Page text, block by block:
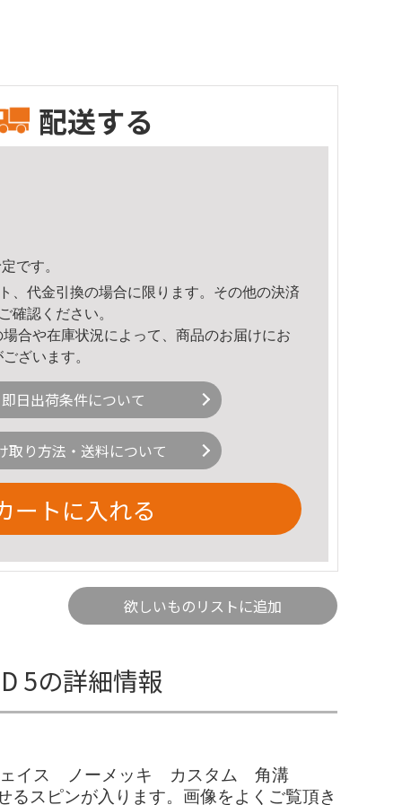
配送する
です。
、代金引換の場合に限ります。その他の決済
確認ください。
合や在庫状況によって、商品のお届けにお
ざいます。
即日出荷条件について
取り方法・送料について
ートに入れる
欲しいものリストに追加
5の詳細情報
ェイス ノーメッキ カスタム 角溝
スピンが入ります。画像をよくご覧頂き